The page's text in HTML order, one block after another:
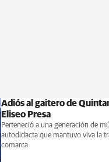
Adiós al gaitero de
Eliseo Presa
Perteneció a una generación de
autodidacta que mantuvo viva la
comarca